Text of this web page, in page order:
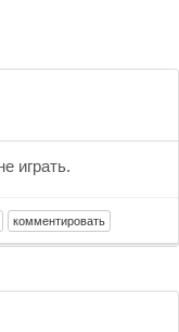
играть.